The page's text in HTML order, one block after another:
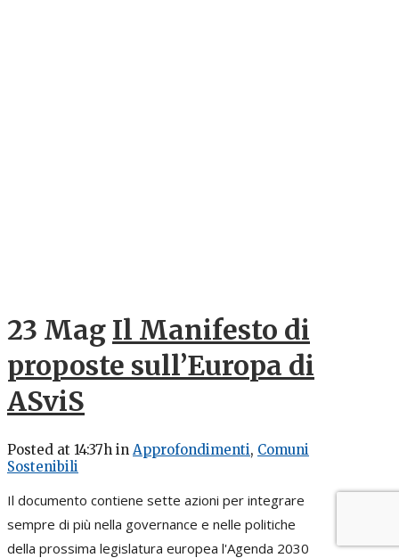
23 Mag Il Manifesto di
proposte sull’Europa di
ASviS
Posted at 14:37h in Approfondimenti, Comuni
Sostenibili
Il documento contiene sette azioni per integrare
sempre di più nella governance e nelle politiche
della prossima legislatura europea l'Agenda 2030